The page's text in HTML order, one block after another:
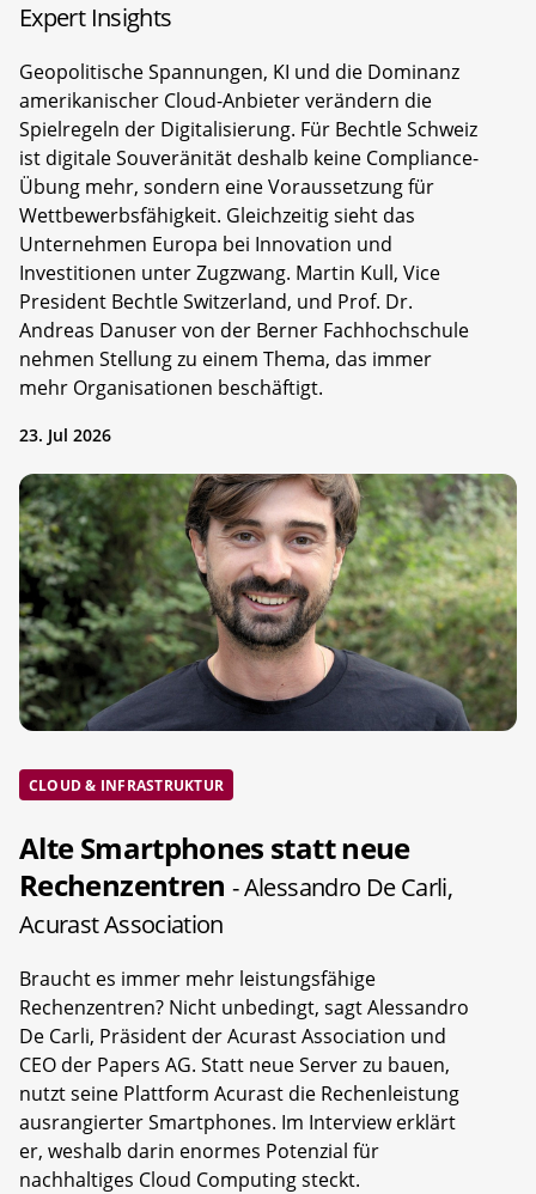
Expert Insights
Geopolitische Spannungen, KI und die Dominanz
amerikanischer Cloud-Anbieter verändern die
Spielregeln der Digitalisierung. Für Bechtle Schweiz
ist digitale Souveränität deshalb keine Compliance-
Übung mehr, sondern eine Voraussetzung für
Wettbewerbsfähigkeit. Gleichzeitig sieht das
Unternehmen Europa bei Innovation und
Investitionen unter Zugzwang. Martin Kull, Vice
President Bechtle Switzerland, und Prof. Dr.
Andreas Danuser von der Berner Fachhochschule
nehmen Stellung zu einem Thema, das immer
mehr Organisationen beschäftigt.
23. Jul 2026
CLOUD & INFRASTRUKTUR
Alte Smartphones statt neue
Rechenzentren- Alessandro De Carli,
Acurast Association
Braucht es immer mehr leistungsfähige
Rechenzentren? Nicht unbedingt, sagt Alessandro
De Carli, Präsident der Acurast Association und
CEO der Papers AG. Statt neue Server zu bauen,
nutzt seine Plattform Acurast die Rechenleistung
ausrangierter Smartphones. Im Interview erklärt
er, weshalb darin enormes Potenzial für
nachhaltiges Cloud Computing steckt.